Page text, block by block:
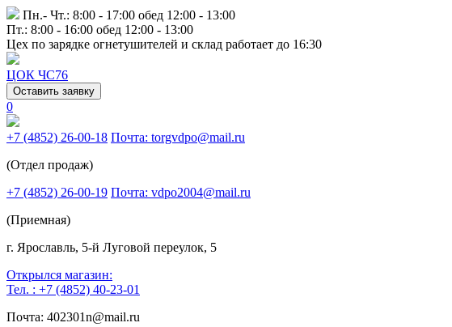
Пн.- Чт.: 8:00 - 17:00 обед 12:00 - 13:00
Пт.: 8:00 - 16:00 обед 12:00 - 13:00
Цех по зарядке огнетушителей и склад работает до 16:30
ЦОК ЧС76
Оставить заявку
0
+7 (4852) 26-00-18 Почта: torgvdpo@mail.ru
(Отдел продаж)
+7 (4852) 26-00-19 Почта: vdpo2004@mail.ru
(Приемная)
г. Ярославль, 5-й Луговой переулок, 5
Открылся магазин:
Тел. : +7 (4852) 40-23-01
Почта: 402301n@mail.ru